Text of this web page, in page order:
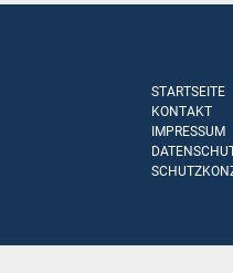
STARTSEITE
KONTAKT
IMPRESSUM